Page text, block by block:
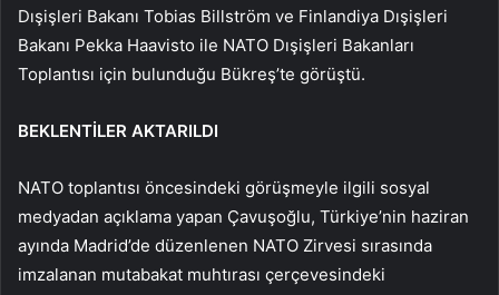
Dışişleri Bakanı Tobias Billström ve Finlandiya Dışişleri
Bakanı Pekka Haavisto ile NATO Dışişleri Bakanları
Toplantısı için bulunduğu Bükreş’te görüştü.
BEKLENTİLER AKTARILDI
NATO toplantısı öncesindeki görüşmeyle ilgili sosyal
medyadan açıklama yapan Çavuşoğlu, Türkiye’nin haziran
ayında Madrid’de düzenlenen NATO Zirvesi sırasında
imzalanan mutabakat muhtırası çerçevesindeki